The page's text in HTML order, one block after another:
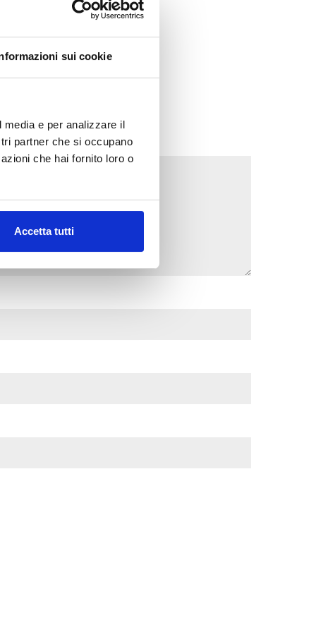
sui cookie
e per analizzare il
partner che si occupano
che hai fornito loro o
Accetta tutti